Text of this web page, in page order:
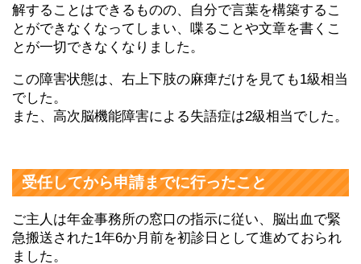
解することはできるものの、自分で言葉を構築するこ
とができなくなってしまい、喋ることや文章を書くこ
とが一切できなくなりました。
この障害状態は、右上下肢の麻痺だけを見ても1級相当
でした。
また、高次脳機能障害による失語症は2級相当でした。
受任してから申請までに行ったこと
ご主人は年金事務所の窓口の指示に従い、脳出血で緊
急搬送された1年6か月前を初診日として進めておられ
ました。